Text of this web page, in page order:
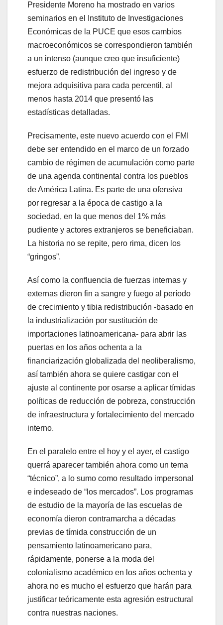
Presidente Moreno ha mostrado en varios
seminarios en el Instituto de Investigaciones
Económicas de la PUCE que esos cambios
macroeconómicos se correspondieron también
a un intenso (aunque creo que insuficiente)
esfuerzo de redistribución del ingreso y de
mejora adquisitiva para cada percentil, al
menos hasta 2014 que presentó las
estadísticas detalladas.
Precisamente, este nuevo acuerdo con el FMI
debe ser entendido en el marco de un forzado
cambio de régimen de acumulación como parte
de una agenda continental contra los pueblos
de América Latina. Es parte de una ofensiva
por regresar a la época de castigo a la
sociedad, en la que menos del 1% más
pudiente y actores extranjeros se beneficiaban.
La historia no se repite, pero rima, dicen los
“gringos”.
Así como la confluencia de fuerzas internas y
externas dieron fin a sangre y fuego al período
de crecimiento y tibia redistribución -basado en
la industrialización por sustitución de
importaciones latinoamericana- para abrir las
puertas en los años ochenta a la
financiarización globalizada del neoliberalismo,
así también ahora se quiere castigar con el
ajuste al continente por osarse a aplicar tímidas
políticas de reducción de pobreza, construcción
de infraestructura y fortalecimiento del mercado
interno.
En el paralelo entre el hoy y el ayer, el castigo
querrá aparecer también ahora como un tema
“técnico”, a lo sumo como resultado impersonal
e indeseado de “los mercados”. Los programas
de estudio de la mayoría de las escuelas de
economía dieron contramarcha a décadas
previas de tímida construcción de un
pensamiento latinoamericano para,
rápidamente, ponerse a la moda del
colonialismo académico en los años ochenta y
ahora no es mucho el esfuerzo que harán para
justificar teóricamente esta agresión estructural
contra nuestras naciones.